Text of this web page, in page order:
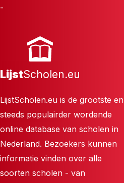
-
LijstScholen.eu
LijstScholen.eu is de grootste en
steeds populairder wordende
online database van scholen in
Nederland. Bezoekers kunnen
informatie vinden over alle
soorten scholen - van